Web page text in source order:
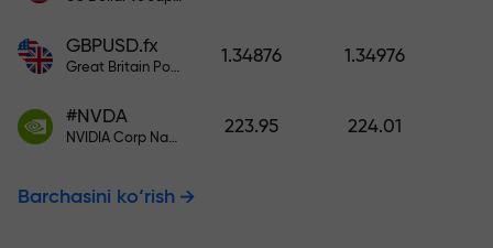
GBPUSD.fx
Great Britain Pound vs US Dollar
1.34876 1.34976
#NVDA
NVIDIA Corp Nasdaq Stock Exchange (Nasdaq) USD
223.95 224.01
Barchasini ko‘rish